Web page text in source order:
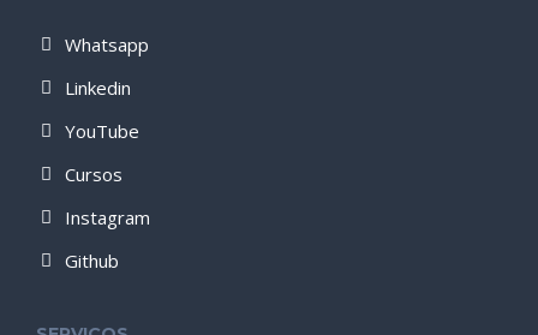
Whatsapp
Linkedin
YouTube
Cursos
Instagram
Github